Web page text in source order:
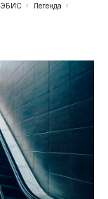
ЭБИС
Легенда